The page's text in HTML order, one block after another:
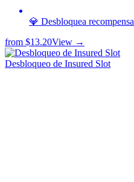
💎 Desbloquea
from $13.20View →
Desbloqueo de Insured Slot